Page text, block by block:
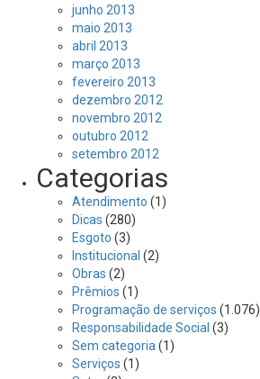
junho 2013
maio 2013
abril 2013
março 2013
fevereiro 2013
dezembro 2012
novembro 2012
outubro 2012
setembro 2012
Categorias
Atendimento (1)
Dicas (280)
Esgoto (3)
Institucional (2)
Obras (2)
Prêmios (1)
Programação de serviços (1.076)
Responsabilidade Social (3)
Sem categoria (1)
Serviços (1)